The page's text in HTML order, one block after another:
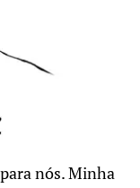
nós. Minha